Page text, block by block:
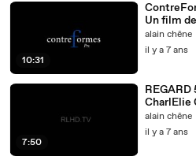
10:31
alain chêne
il y a 7 ans
7:50
REGARD 534 -
CharlElie
alain chêne
il y a 7 ans